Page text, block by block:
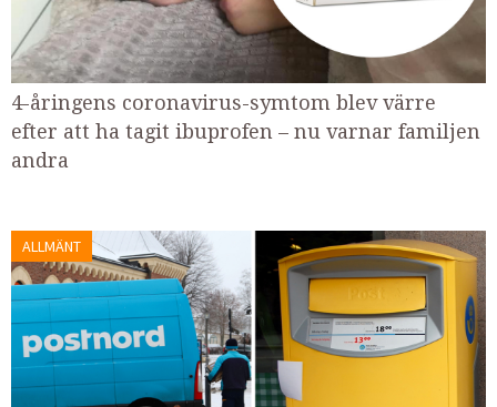
4-åringens coronavirus-symtom blev värre
efter att ha tagit ibuprofen – nu varnar familjen
andra
ALLMÄNT